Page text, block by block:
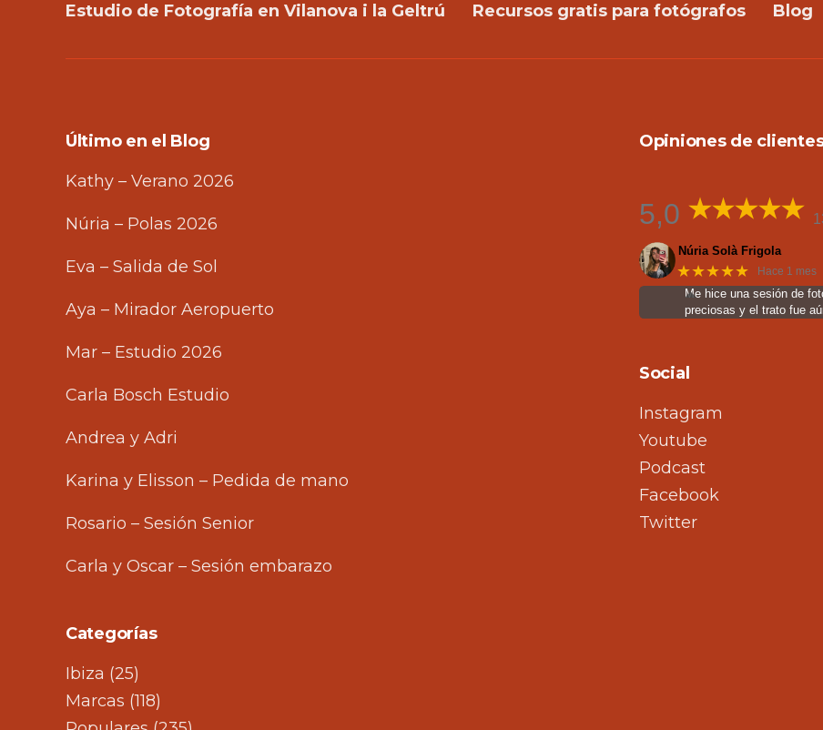
Estudio de Fotografía en Vilanova i la Geltrú Recursos gratis para fotógrafos Blog
Último en el Blog
Kathy – Verano 2026
Núria – Polas 2026
Eva – Salida de Sol
Aya – Mirador Aeropuerto
Mar – Estudio 2026
Carla Bosch Estudio
Andrea y Adri
Karina y Elisson – Pedida de mano
Rosario – Sesión Senior
Carla y Oscar – Sesión embarazo
Categorías
Ibiza (25)
Marcas (118)
Opiniones de
5,0
Núria Solà Frigola
★★★★★ Hace 1 mes
Me hice una sesión de
preciosas y el trato fue
Social
Instagram
Youtube
Podcast
Facebook
Twitter